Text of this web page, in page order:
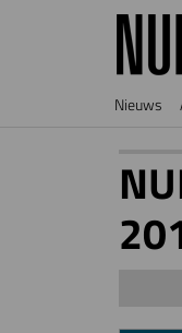
Overslaan en naar de
Nieuws